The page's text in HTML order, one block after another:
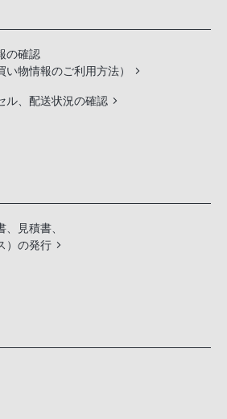
の確認
い物情報のご利用方法）
ル、配送状況の確認
見積書、
）の発行